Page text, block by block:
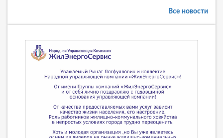
Все новости